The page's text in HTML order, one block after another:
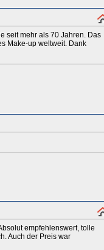
seit mehr als 70 Jahren. Das
Make-up weltweit. Dank
empfehlenswert, tolle
Auch der Preis war